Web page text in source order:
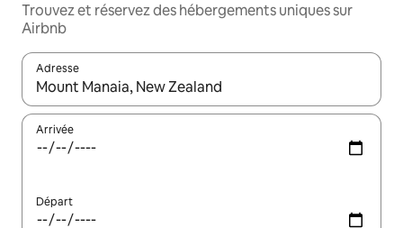
Trouvez et réservez des hébergements uniques sur
Airbnb
Adresse
Lorsque les résultats s'affichent, utilisez les flèches vers le
Arrivée
Départ